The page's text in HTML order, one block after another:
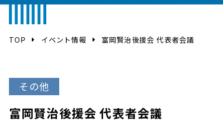
TOP イベント情報 富岡賢治後援会 代表者会議
その他
富岡賢治後援会 代表者会議